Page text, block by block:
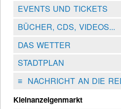
EVENTS UND TICKETS
BÜCHER, CDS, VIDEOS...
DAS WETTER
STADTPLAN
≡NACHRICHT AN DIE
Kleinanzeigenmarkt